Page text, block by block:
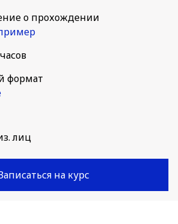
о прохождении
формат
лиц
на курс